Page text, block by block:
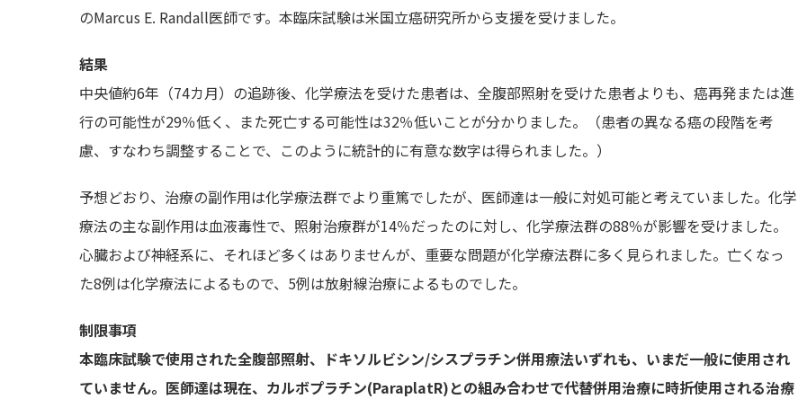
のMarcus E. Randall医師です。本臨床試験は米国立癌研究所から支援を受けました。
結果
中央値約6年（74カ月）の追跡後、化学療法を受けた患者は、全腹部照射を受けた患者よりも、癌再発または進
行の可能性が29％低く、また死亡する可能性は32％低いことが分かりました。（患者の異なる癌の段階を考
慮、すなわち調整することで、このように統計的に有意な数字は得られました。）
予想どおり、治療の副作用は化学療法群でより重篤でしたが、医師達は一般に対処可能と考えていました。化学
療法の主な副作用は血液毒性で、照射治療群が14％だったのに対し、化学療法群の88％が影響を受けました。
心臓および神経系に、それほど多くはありませんが、重要な問題が化学療法群に多く見られました。亡くなっ
た8例は化学療法によるもので、5例は放射線治療によるものでした。
制限事項
本臨床試験で使用された全腹部照射、ドキソルビシン/シスプラチン併用療法いずれも、いまだ一般に使用され
ていません。医師達は現在、カルボプラチン(ParaplatR)との組み合わせで代替併用治療に時折使用される治療